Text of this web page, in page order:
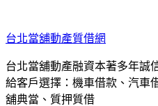
至
主
要
內
容
台北當舖動產質借網
台北當舖動產融資本著多年誠
給客戶選擇：機車借款、汽車
舖典當、質押質借